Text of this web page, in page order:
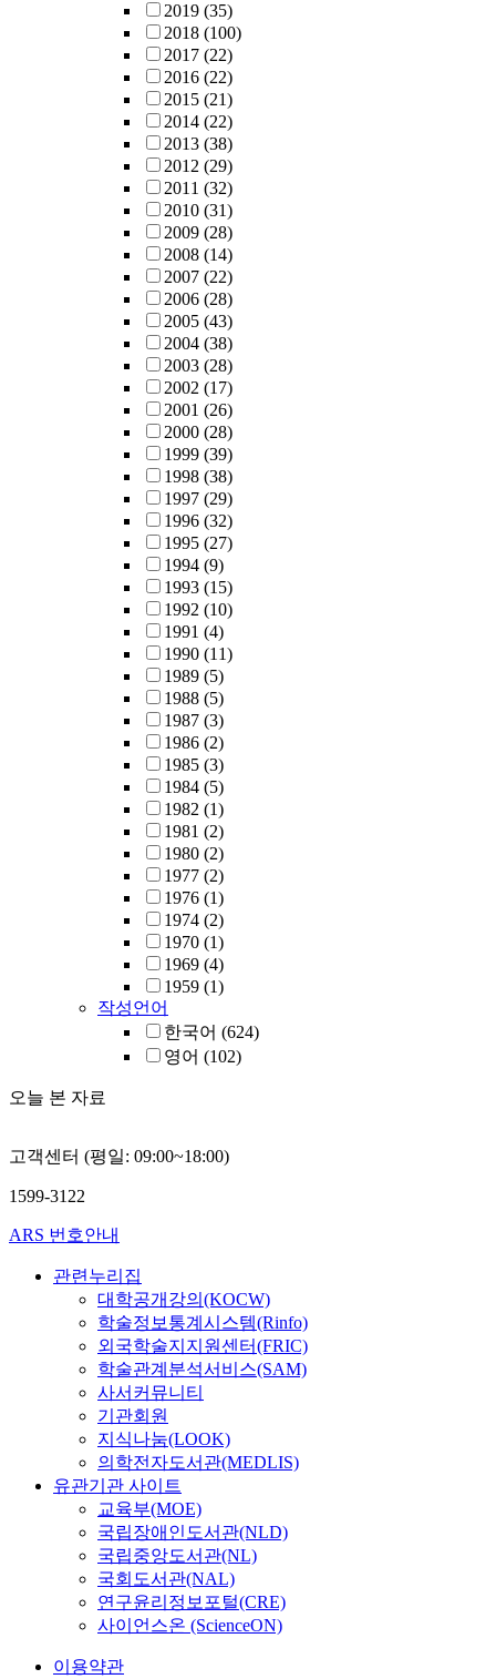
2019 (35)
2018 (100)
2017 (22)
2016 (22)
2015 (21)
2014 (22)
2013 (38)
2012 (29)
2011 (32)
2010 (31)
2009 (28)
2008 (14)
2007 (22)
2006 (28)
2005 (43)
2004 (38)
2003 (28)
2002 (17)
2001 (26)
2000 (28)
1999 (39)
1998 (38)
1997 (29)
1996 (32)
1995 (27)
1994 (9)
1993 (15)
1992 (10)
1991 (4)
1990 (11)
1989 (5)
1988 (5)
1987 (3)
1986 (2)
1985 (3)
1984 (5)
1982 (1)
1981 (2)
1980 (2)
1977 (2)
1976 (1)
1974 (2)
1970 (1)
1969 (4)
1959 (1)
작성언어
한국어 (624)
영어 (102)
오늘 본 자료
고객센터 (평일: 09:00~18:00)
1599-3122
ARS 번호안내
관련누리집
대학공개강의(KOCW)
학술정보통계시스템(Rinfo)
외국학술지지원센터(FRIC)
학술관계분석서비스(SAM)
사서커뮤니티
기관회원
지식나눔(LOOK)
의학전자도서관(MEDLIS)
유관기관 사이트
교육부(MOE)
국립장애인도서관(NLD)
국립중앙도서관(NL)
국회도서관(NAL)
연구윤리정보포털(CRE)
사이언스온 (ScienceON)
이용약관